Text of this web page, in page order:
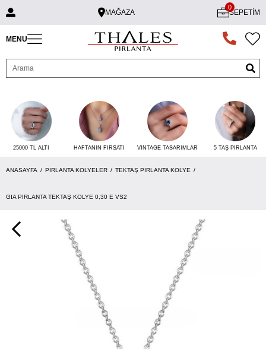
MAĞAZA SEPETIM
0
MENU
25000 TL ALTI HAFTANIN FIRSATI VINTAGE TASARIMLAR 5 TAŞ PIRLANTA
ANASAYFA PIRLANTA KOLYELER TEKTAŞ PIRLANTA KOLYE
GIA PIRLANTA TEKTAŞ KOLYE 0,30 E VS2